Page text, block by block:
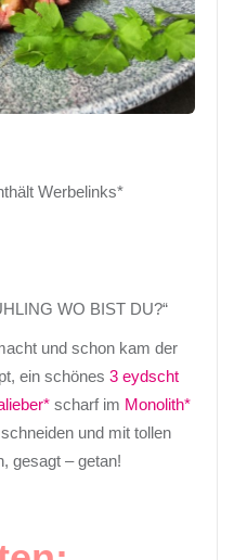
Werbelinks*
WO BIST DU?“
und schon kam der
ein schönes 3 eydscht
scharf im Monolith*
und mit tollen
gesagt – getan!